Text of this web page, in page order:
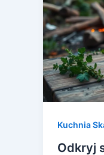
Kuchnia
Odkryj